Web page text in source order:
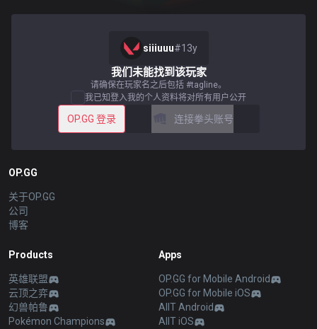
siiiuuu#13y
我们未能找到该玩家
请确保在玩家名之后包括 #tagline。
我已知登入我的个人资料将对所有用户公开
OP.GG 登录 连接拳头账号
OP.GG
关于OP.GG
公司
博客
Products
英雄联盟
云顶之弈
幻兽帕鲁
Pokémon Champions
Apps
OP.GG for Mobile Android
OP.GG for Mobile iOS
AllT Android
AllT iOS